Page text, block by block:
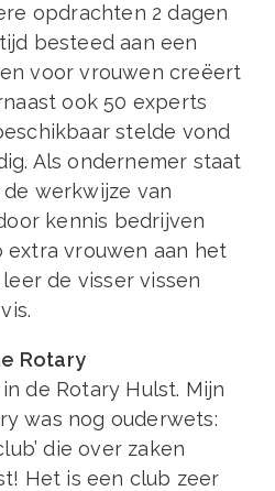
opdrachten 2 dagen
besteed aan een
voor vrouwen creëert
ook 50 experts
stelde vond
Als ondernemer staat
werkwijze van
kennis bedrijven
extra vrouwen aan het
de visser vissen
Rotary
de Rotary Hulst. Mijn
was nog ouderwets:
die over zaken
Het is een club zeer